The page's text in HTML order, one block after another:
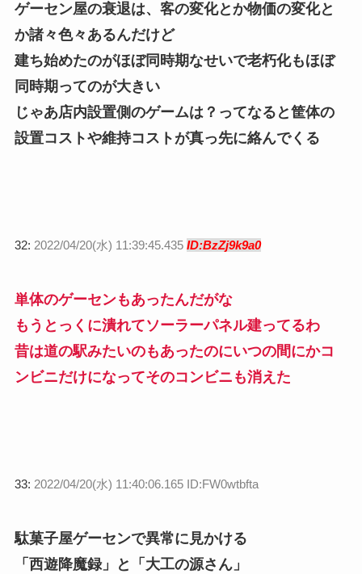
ゲーセン屋の衰退は、客の変化とか物価の変化と
か諸々色々あるんだけど
建ち始めたのがほぼ同時期なせいで老朽化もほぼ
同時期ってのが大きい
じゃあ店内設置側のゲームは？ってなると筐体の
設置コストや維持コストが真っ先に絡んでくる
32: 2022/04/20(水) 11:39:45.435 ID:BzZj9k9a0
単体のゲーセンもあったんだがな
もうとっくに潰れてソーラーパネル建ってるわ
昔は道の駅みたいのもあったのにいつの間にかコ
ンビニだけになってそのコンビニも消えた
33: 2022/04/20(水) 11:40:06.165 ID:FW0wtbfta
駄菓子屋ゲーセンで異常に見かける
「西遊降魔録」と「大工の源さん」